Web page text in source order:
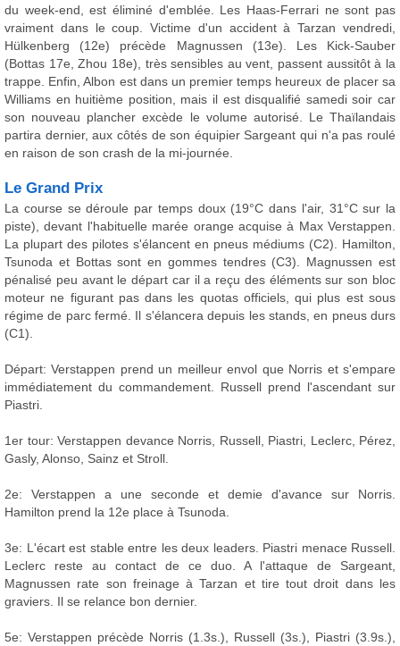
du week-end, est éliminé d'emblée. Les Haas-Ferrari ne sont pas
vraiment dans le coup. Victime d'un accident à Tarzan vendredi,
Hülkenberg (12e) précède Magnussen (13e). Les Kick-Sauber
(Bottas 17e, Zhou 18e), très sensibles au vent, passent aussitôt à la
trappe. Enfin, Albon est dans un premier temps heureux de placer sa
Williams en huitième position, mais il est disqualifié samedi soir car
son nouveau plancher excède le volume autorisé. Le Thaïlandais
partira dernier, aux côtés de son équipier Sargeant qui n'a pas roulé
en raison de son crash de la mi-journée.
Le Grand Prix
La course se déroule par temps doux (19°C dans l'air, 31°C sur la
piste), devant l'habituelle marée orange acquise à Max Verstappen.
La plupart des pilotes s'élancent en pneus médiums (C2). Hamilton,
Tsunoda et Bottas sont en gommes tendres (C3). Magnussen est
pénalisé peu avant le départ car il a reçu des éléments sur son bloc
moteur ne figurant pas dans les quotas officiels, qui plus est sous
régime de parc fermé. Il s'élancera depuis les stands, en pneus durs
(C1).
Départ: Verstappen prend un meilleur envol que Norris et s'empare
immédiatement du commandement. Russell prend l'ascendant sur
Piastri.
1er tour: Verstappen devance Norris, Russell, Piastri, Leclerc, Pérez,
Gasly, Alonso, Sainz et Stroll.
2e: Verstappen a une seconde et demie d'avance sur Norris.
Hamilton prend la 12e place à Tsunoda.
3e: L'écart est stable entre les deux leaders. Piastri menace Russell.
Leclerc reste au contact de ce duo. A l'attaque de Sargeant,
Magnussen rate son freinage à Tarzan et tire tout droit dans les
graviers. Il se relance bon dernier.
5e: Verstappen précède Norris (1.3s.), Russell (3s.), Piastri (3.9s.),